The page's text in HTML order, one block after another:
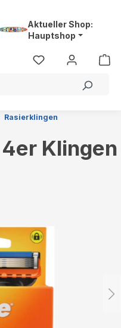
Aktueller Shop:
Hauptshop
Rasierklingen
Klingen